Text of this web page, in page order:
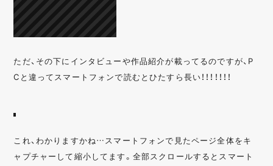
ただ、その下にインタビューや作品紹介が載ってるのですが、P
Cと違ってスマートフォンで読むとひたすら長い！！！！！！！
これ、わかりますかね…スマートフォンで見たページ全体をキ
ャプチャーして縮小してます。全部スクロールするとスマート